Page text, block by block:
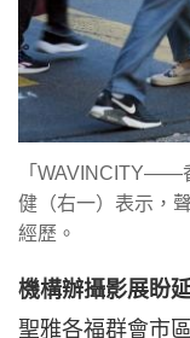
「WAVINCITY——
健（右一）表示，
經歷。
機構辦攝影展盼
聖雅各福群會市